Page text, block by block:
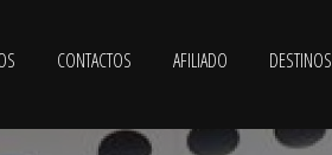
CONTACTOS AFILIADO DESTINOS